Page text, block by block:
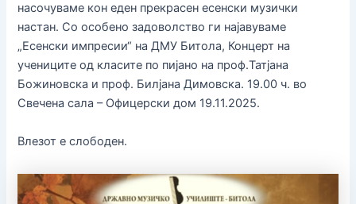
насочуваме кон еден прекрасен есенски музички
настан. Со особено задоволство ги најавуваме
„Есенски импресии“ на ДМУ Битола, Концерт на
учениците од класите по пијано на проф.Татјана
Божиновска и проф. Билјана Димовска. 19.00 ч. во
Свечена сала – Офицерски дом 19.11.2025.
Влезот е слободен.